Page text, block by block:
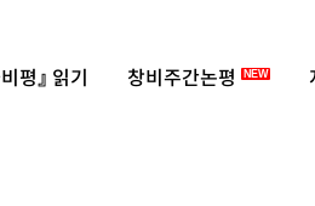
평』 읽기 창비주간논평 NEW